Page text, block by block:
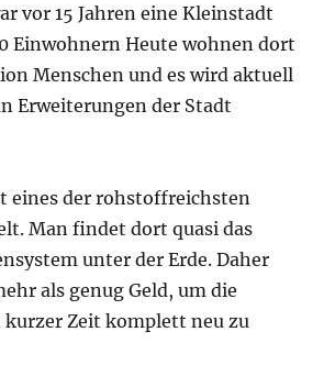
vor 15 Jahren eine Kleinstadt
Einwohnern Heute wohnen dort
Menschen und es wird aktuell
Erweiterungen der Stadt
eines der rohstoffreichsten
Man findet dort quasi das
unter der Erde. Daher
als genug Geld, um die
Zeit komplett neu zu